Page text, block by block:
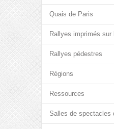
Quais de Paris
Rallyes imprimés sur
Rallyes pédestres
Régions
Ressources
Salles de spectacles